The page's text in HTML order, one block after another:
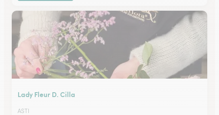
Lady Fleur D. Cilla
ASTI